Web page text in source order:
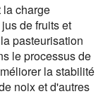
la charge
de fruits et
pasteurisation
le processus de
la stabilité
noix et d'autres